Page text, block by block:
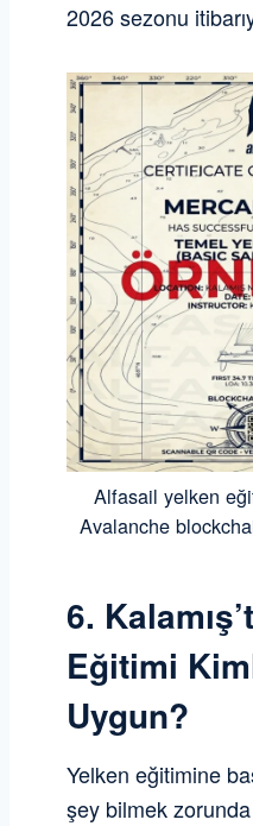
2026 sezonu
Alfasail yelken
Avalanche
6.
Eğitimi
Uygun?
Yelken eğitimine
şey bilmek